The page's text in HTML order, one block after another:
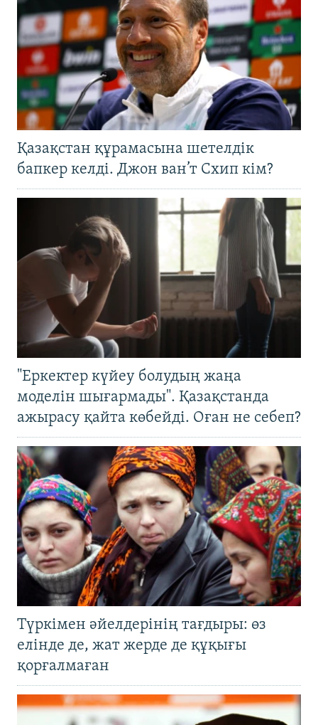
Қазақстан құрамасына шетелдік
бапкер келді. Джон ван’т Схип кім?
"Еркектер күйеу болудың жаңа
моделін шығармады". Қазақстанда
ажырасу қайта көбейді. Оған не себеп?
Түркімен әйелдерінің тағдыры: өз
елінде де, жат жерде де құқығы
қорғалмаған